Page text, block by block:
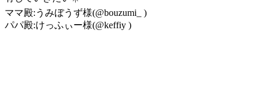
ママ殿:うみぼうず様(@bouzumi_ )
パパ殿:けっふぃー様(@keffiy )